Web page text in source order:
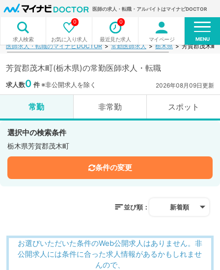
医師の求人・転職・アルバイトはマイナビDOCTOR
求人検索 お気に入り求人
0
最近見た求人
0
マイページ MENU
医師求人・転職のマイナビDOCTOR 常勤医師求人 栃木県 芳賀郡茂木町
芳賀郡茂木町(栃木県)の常勤医師求人・転職
求人数0 件※非公開求人を除く 2026年08月09日更新
常勤 非常勤 スポット
選択中の検索条件
栃木県芳賀郡茂木町
条件の変更
並び順： 新着順
お選びいただいた条件のWeb公開求人はありません。非
公開求人には条件に合った求人情報があるかもしれませ
んので、